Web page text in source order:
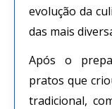
evolução da
das mais
Após o
pratos que
tradicional,